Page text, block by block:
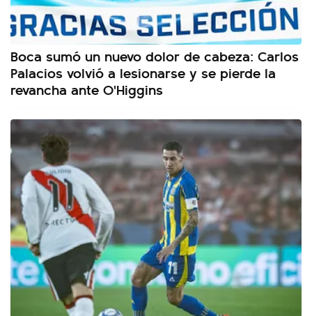
Boca sumó un nuevo dolor de cabeza: Carlos
Palacios volvió a lesionarse y se pierde la
revancha ante O'Higgins